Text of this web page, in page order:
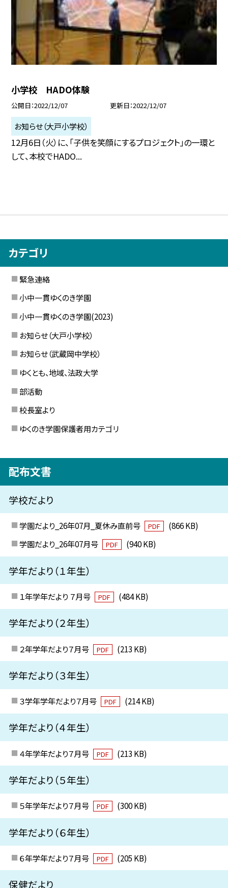
小学校 HADO体験
公開日 2022/12/07 更新日 2022/12/07
お知らせ（大戸小学校）
12月6日（火）に、「子供を笑顔にするプロジェクト」の一環と
して、本校でHADO...
カテゴリ
緊急連絡
小中一貫ゆくのき学園
小中一貫ゆくのき学園(2023)
お知らせ（大戸小学校）
お知らせ（武蔵岡中学校）
ゆくとも、地域、法政大学
部活動
校長室より
ゆくのき学園保護者用カテゴリ
配布文書
学校だより
学園だより_26年07月_夏休み直前号 PDF
(866 KB)
学園だより_26年07月号
PDF (940 KB)
学年だより（１年生）
１年学年だより ７月号 PDF (484 KB)
学年だより（２年生）
２年学年だより７月号 PDF (213 KB)
学年だより（３年生）
３学年学年だより７月号 PDF (214 KB)
学年だより（４年生）
４年学年だより７月号 PDF (213 KB)
学年だより（５年生）
５年学年だより７月号 PDF (300 KB)
学年だより（６年生）
６年学年だより７月号 PDF (205 KB)
保健だより